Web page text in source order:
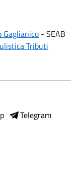
Gaglianico - SEAB
Tributi
Telegram